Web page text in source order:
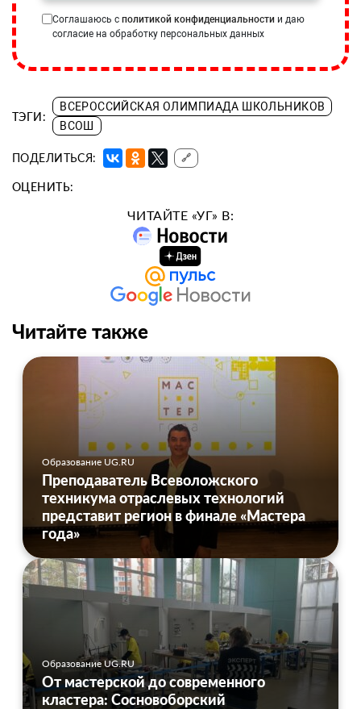
Соглашаюсь с политикой конфиденциальности и даю
согласие на обработку персональных данных
ТЭГИ:
ВСЕРОССИЙСКАЯ ОЛИМПИАДА ШКОЛЬНИКОВ
ВСОШ
ПОДЕЛИТЬСЯ: 🔗
ОЦЕНИТЬ:
ЧИТАЙТЕ «УГ» В:
Читайте также
Образование UG.RU
Преподаватель Всеволожского
техникума отраслевых технологий
представит регион в финале «Мастера
года»
Образование UG.RU
От мастерской до современного
кластера: Сосновоборский